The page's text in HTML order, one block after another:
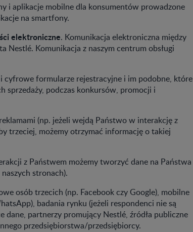
i aplikacje mobilne dla konsumentów prowadzone
na smartfony.
elektroniczne. Komunikacja elektroniczna między
Nestlé. Komunikacja z naszym centrum obsługi
cyfrowe formularze rejestracyjne i im podobne, które
sprzedaży, podczas konkursów, promocji i
(np. jeżeli wejdą Państwo w interakcję z
trzeciej, możemy otrzymać informację o takiej
z Państwem możemy tworzyć dane na Państwa
stronach).
osób trzecich (np. Facebook czy Google), mobilne
badania rynku (jeżeli respondenci nie są
dane, partnerzy promujący Nestlé, źródła publiczne
przedsiębiorstwa/przedsiębiorcy.